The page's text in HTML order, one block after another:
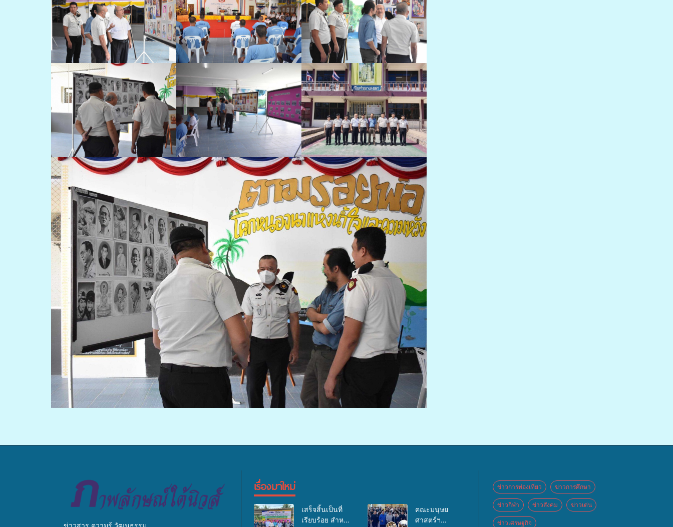
ข่าวสาร ความรู้ วัฒนธรรม
เรื่องมาใหม่
เสร็จสิ้นเป็นที่
เรียบร้อย สำหรับ
คณะมนุษย
ศาสตร์ฯ
ข่าวการท่องเที่ยว ข่าวการศึกษา
ข่าวกีฬา ข่าวสังคม ข่าวเด่น
ข่าวเศรษฐกิจ